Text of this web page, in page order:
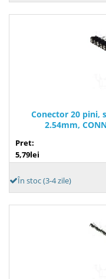
Conector 20 pini,
2.54mm,
Pret:
5,79lei
În stoc (3-4 zile)